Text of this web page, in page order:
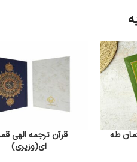
طه
قرآن ترجمه الهی
ای(وزیری)